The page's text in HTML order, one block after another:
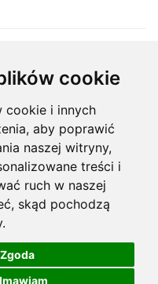
cookie
cookie i innych
aby poprawić
naszej witryny,
treści i
ruch w naszej
skąd pochodzą
Zgoda
RĘKĘ ZE ŚW.
Autora tekstu i
Sp. z o.o.. Wszelkie
Rozpowszechnianie
części, zarówno w